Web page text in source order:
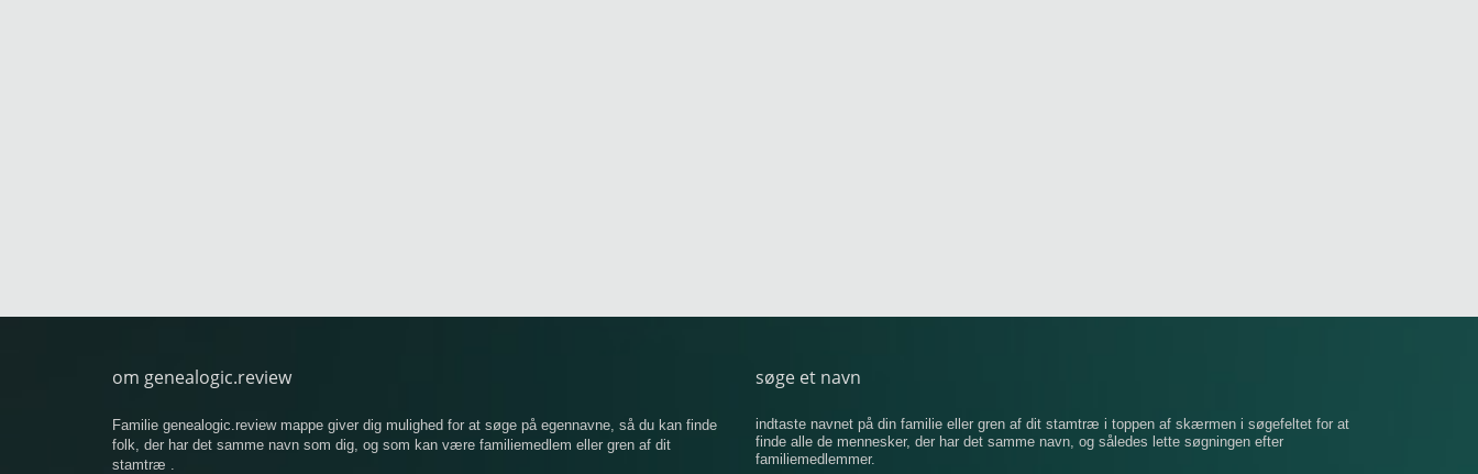
om genealogic.review
Familie genealogic.review mappe giver dig mulighed for at søge på egennavne, så du kan finde
folk, der har det samme navn som dig, og som kan være familiemedlem eller gren af ​​dit
stamtræ .
søge et navn
indtaste navnet på din familie eller gren af ​​dit stamtræ i toppen af ​​skærmen i søgefeltet for at
finde alle de mennesker, der har det samme navn, og således lette søgningen efter
familiemedlemmer.